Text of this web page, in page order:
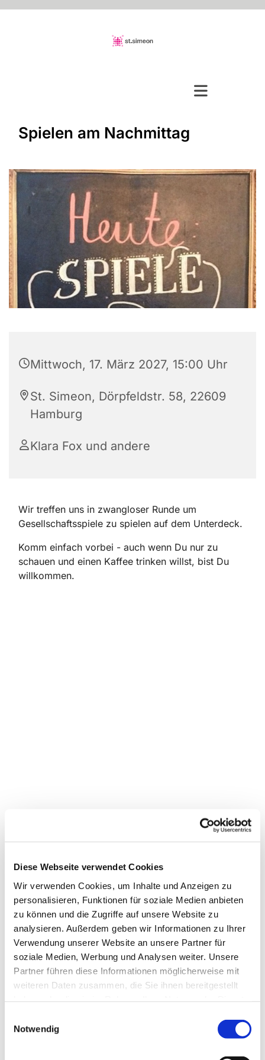
Diese Webseite verwendet Cookies
Wir verwenden Cookies, um Inhalte und Anzeigen zu
personalisieren, Funktionen für soziale Medien anbieten
zu können und die Zugriffe auf unsere Website zu
analysieren. Außerdem geben wir Informationen zu Ihrer
Verwendung unserer Website an unsere Partner für
soziale Medien, Werbung und Analysen weiter. Unsere
Partner führen diese Informationen möglicherweise mit
weiteren Daten zusammen, die Sie ihnen bereitgestellt
Notwendig
Spielen am Nachmittag
Mittwoch, 17. März 2027, 15:00 Uhr
St. Simeon, Dörpfeldstr. 58, 22609
Hamburg
Klara Fox und andere
Wir treffen uns in zwangloser Runde um
Gesellschaftsspiele zu spielen auf dem Unterdeck.
Komm einfach vorbei - auch wenn Du nur zu
schauen und einen Kaffee trinken willst, bist Du
willkommen.
Dies könnte Sie auch
interessieren